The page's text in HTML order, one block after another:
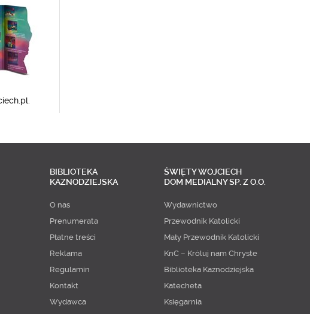
BIBLIOTEKA
KAZNODZIEJSKA
O nas
Prenumerata
Płatne treści
Reklama
Regulamin
Kontakt
Wydawca
ŚWIĘTY WOJCIECH
DOM MEDIALNY SP. Z O.O.
Wydawnictwo
Przewodnik Katolicki
Mały Przewodnik Katolicki
KnC – Króluj nam Chryste
Biblioteka Kaznodziejska
Katecheta
Księgarnia